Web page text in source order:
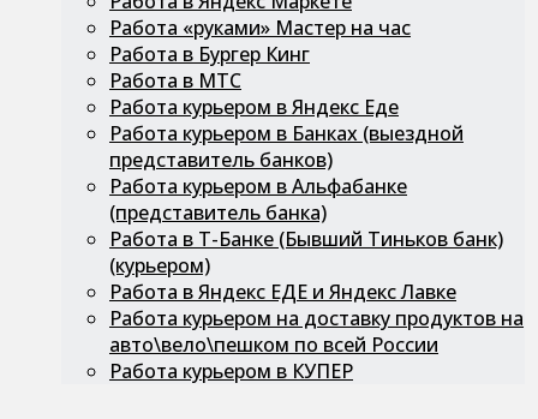
Работа «руками» Мастер на час
Работа в Бургер Кинг
Работа в МТС
Работа курьером в Яндекс Еде
Работа курьером в Банках (выездной
представитель банков)
Работа курьером в Альфабанке
(представитель банка)
Работа в Т-Банке (Бывший Тиньков банк)
(курьером)
Работа в Яндекс ЕДЕ и Яндекс Лавке
Работа курьером на доставку продуктов на
авто\вело\пешком по всей России
Работа курьером в КУПЕР